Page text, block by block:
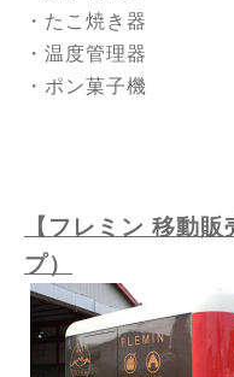
・たこ焼き器
・温度管理器
・ポン菓子機
【フレミン 移動
プ）